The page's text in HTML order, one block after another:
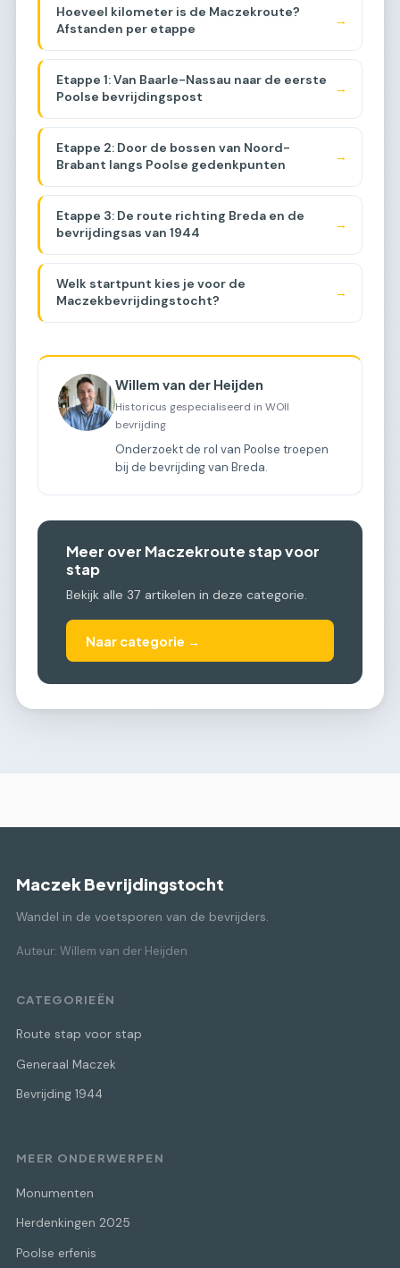
Hoeveel kilometer is de Maczekroute?
Afstanden per etappe
→
Etappe 1: Van Baarle-Nassau naar de eerste
Poolse bevrijdingspost
→
Etappe 2: Door de bossen van Noord-
Brabant langs Poolse gedenkpunten
→
Etappe 3: De route richting Breda en de
bevrijdingsas van 1944
→
Welk startpunt kies je voor de
Maczekbevrijdingstocht?
→
Willem van der Heijden
Historicus gespecialiseerd in WOII
bevrijding
Onderzoekt de rol van Poolse troepen
bij de bevrijding van Breda.
Meer over Maczekroute stap voor
stap
Bekijk alle 37 artikelen in deze categorie.
Naar categorie →
Maczek Bevrijdingstocht
Wandel in de voetsporen van de bevrijders.
Auteur: Willem van der Heijden
CATEGORIEËN
Route stap voor stap
Generaal Maczek
Bevrijding 1944
MEER ONDERWERPEN
Monumenten
Herdenkingen 2025
Poolse erfenis